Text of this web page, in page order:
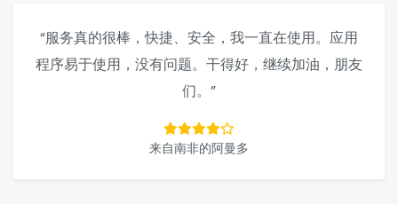
“服务真的很棒，快捷、安全，我一直在使用。应用
程序易于使用，没有问题。干得好，继续加油，朋友
们。”
来自南非的阿曼多